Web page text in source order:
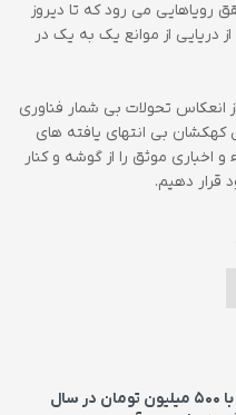
رویاهایی می رود که تا دیروز
دریایی از موانع یک به یک در
تحولات بی شمار فناوری
کهکشان بی انتهای یافته های
اخباری موثق را از گوشه و کنار
قرار دهیم.
بهترین سرمایه‌گذاری با ۵۰۰ میلیون تومان در سال